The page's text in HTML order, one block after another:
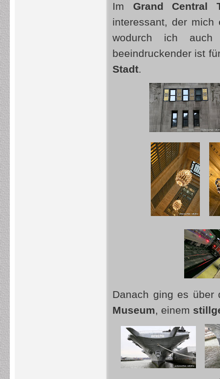
Im Grand Central
interessant, der mich
wodurch ich
beeindruckender ist
Stadt.
Danach ging es
Museum, einem